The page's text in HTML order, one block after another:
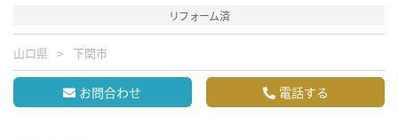
リフォーム済
山口県 下関市
お問合わせ 電話する